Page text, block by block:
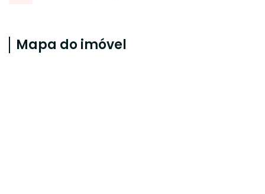
Mapa do imóvel